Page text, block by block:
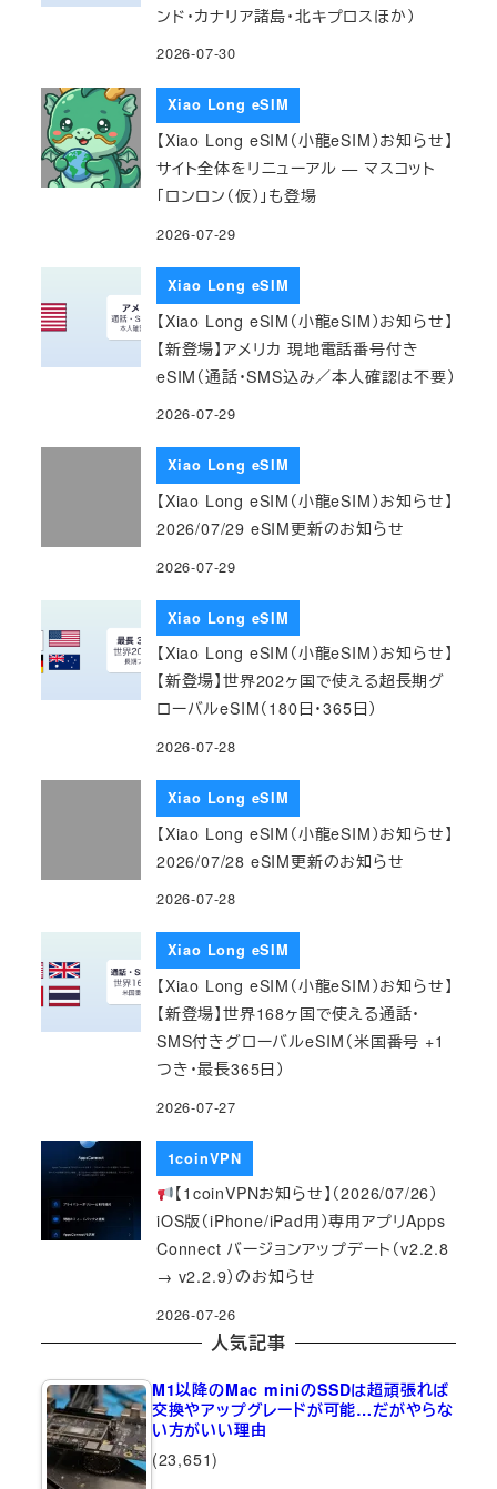
ンド・カナリア諸島・北キプロスほか）
2026-07-30
Xiao Long eSIM
【Xiao Long eSIM（小龍eSIM）お知らせ】
サイト全体をリニューアル — マスコット
「ロンロン（仮）」も登場
2026-07-29
Xiao Long eSIM
【Xiao Long eSIM（小龍eSIM）お知らせ】
【新登場】アメリカ 現地電話番号付き
eSIM（通話・SMS込み／本人確認は不要）
2026-07-29
Xiao Long eSIM
【Xiao Long eSIM（小龍eSIM）お知らせ】
2026/07/29 eSIM更新のお知らせ
2026-07-29
Xiao Long eSIM
【Xiao Long eSIM（小龍eSIM）お知らせ】
【新登場】世界202ヶ国で使える超長期グ
ローバルeSIM（180日・365日）
2026-07-28
Xiao Long eSIM
【Xiao Long eSIM（小龍eSIM）お知らせ】
2026/07/28 eSIM更新のお知らせ
2026-07-28
Xiao Long eSIM
【Xiao Long eSIM（小龍eSIM）お知らせ】
【新登場】世界168ヶ国で使える通話・
SMS付きグローバルeSIM（米国番号 +1
つき・最長365日）
2026-07-27
1coinVPN
【1coinVPNお知らせ】（2026/07/26）
iOS版（iPhone/iPad用）専用アプリApps
Connect バージョンアップデート（v2.2.8
→ v2.2.9）のお知らせ
2026-07-26
人気記事
M1以降のMac miniのSSDは超頑張れば
交換やアップグレードが可能…だがやらな
い方がいい理由
(23,651)